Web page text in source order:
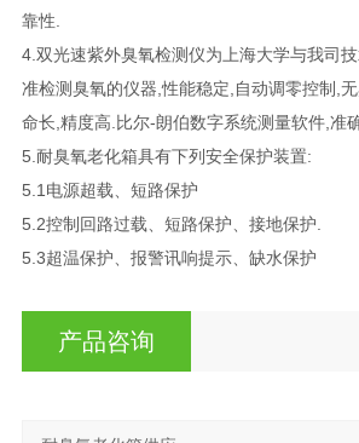
靠性.
4.双光速紫外臭氧检测仪为上海大学与我司
准检测臭氧的仪器,性能稳定,自动调零控制,
命长,精度高.比尔-朗伯数字系统测量软件,准
5.耐臭氧老化箱具有下列安全保护装置:
5.1电源超载、短路保护
5.2控制回路过载、短路保护、接地保护.
5.3超温保护、报警讯响提示、缺水保护
产品咨询